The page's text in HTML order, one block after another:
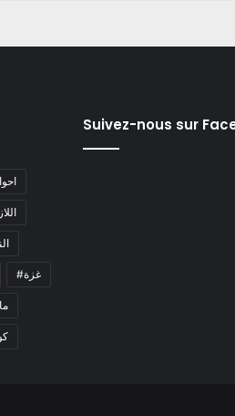
#غزة
Suivez-nous sur